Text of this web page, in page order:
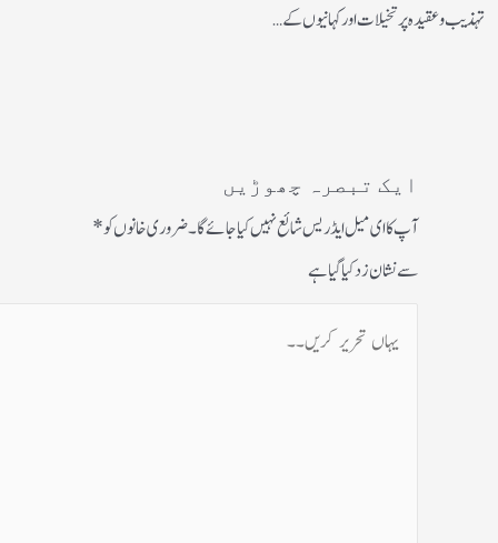
تہذیب و عقیدہ پر تخیلات اور کہانیوں کے…
ایک تبصرہ چھوڑیں
آپ کا ای میل ایڈریس شائع نہیں کیا جائے گا۔ضروری خانوں کو*
سے نشان زد کیا گیا ہے